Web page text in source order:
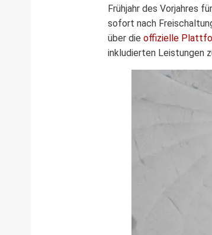
Frühjahr des Vorjahres
sofort nach
über die offizielle
inkludierten Leistungen